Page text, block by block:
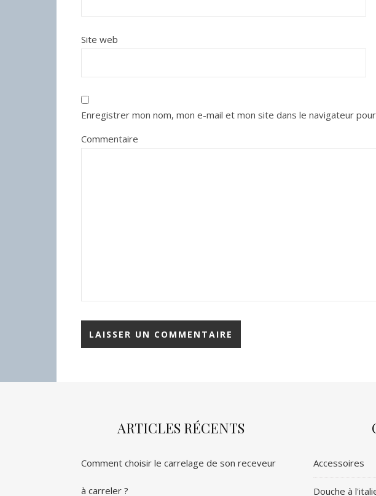
Site web
Enregistrer mon nom, mon e-mail et mon site dans le navigateur
Commentaire
ARTICLES RÉCENTS
Comment choisir le carrelage de son receveur
à carreler ?
Accessoires
Douche à